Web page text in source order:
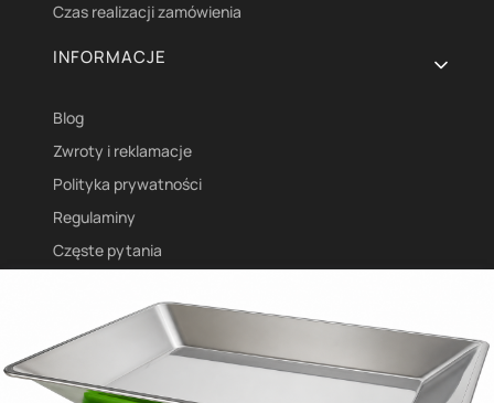
Czas realizacji zamówienia
INFORMACJE
Blog
Zwroty i reklamacje
Polityka prywatności
Regulaminy
Częste pytania
Kontakt